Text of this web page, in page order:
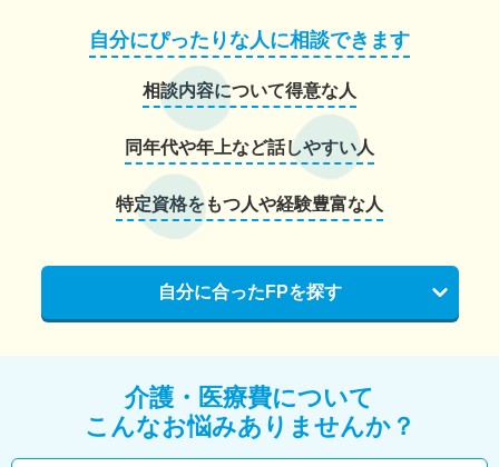
自分にぴったりな人に相談できます
相談内容について得意な人
同年代や年上など話しやすい人
特定資格をもつ人や経験豊富な人
自分に合ったFPを探す
介護・医療費について
こんなお悩みありませんか？